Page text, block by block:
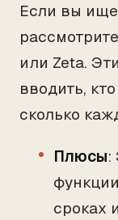
Если вы
или Zeta.
вводить,
сколько
Плюсы:
сроках